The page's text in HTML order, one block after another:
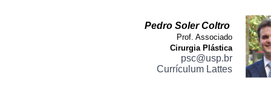
Pedro Soler Coltro
Prof. Associado
Cirurgia Plástica
psc@usp.br
Currículum Lattes